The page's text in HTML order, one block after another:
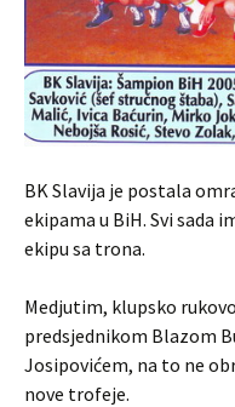
BK Slavija je postala
ekipama u BiH. Svi sada
ekipu sa trona.
Medjutim, klupsko
predsjednikom Blazom
Josipovićem, na to ne
nove trofeje.